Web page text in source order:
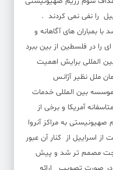
را نفی نمی کردند .
بمباران های آگاهانه و
را در فلسطین از بین ببرد
المللی برایش اهمیت
ملل نظیر آژانس
موسسه بین المللی خدمات
آمریکا و برخی از
به مراکز آنروا
اسراییل از کنار آن عبور
مصمم تر شد و پیش